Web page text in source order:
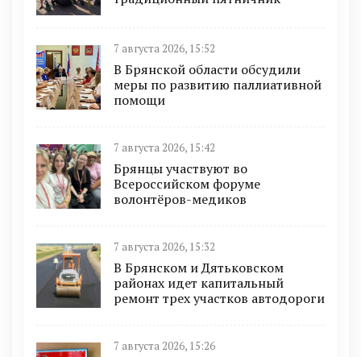
7 августа 2026, 15:52
В Брянской области обсудили
меры по развитию паллиативной
помощи
7 августа 2026, 15:42
Брянцы участвуют во
Всероссийском форуме
волонтёров-медиков
7 августа 2026, 15:32
В Брянском и Дятьковском
районах идет капитальный
ремонт трех участков автодороги
7 августа 2026, 15:26